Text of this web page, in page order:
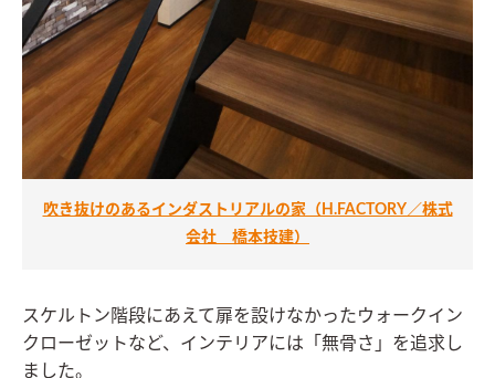
吹き抜けのあるインダストリアルの家（H.FACTORY／株式
会社 橋本技建）
スケルトン階段にあえて扉を設けなかったウォークイン
クローゼットなど、インテリアには「無骨さ」を追求し
ました。